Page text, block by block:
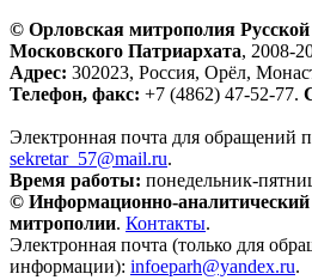
© Орловская митрополия
Московского Патриархата, 2008-
Адрес: 302023, Россия, Орёл,
Телефон, факс: +7 (4862) 47-52-77.
Электронная почта для обращений
sekretar_57@mail.ru.
Время работы: понедельник-
© Информационно-аналитический
митрополии. Контакты.
Электронная почта (только для
информации): infoeparh@yandex.ru.